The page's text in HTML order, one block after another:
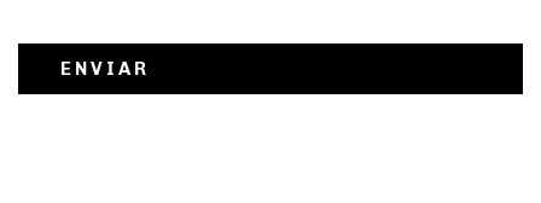
ENVIAR